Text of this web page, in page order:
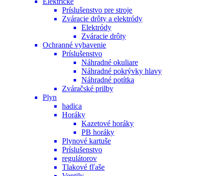
Príslušenstvo pre stroje
Zváracie drôty a elektródy
Elektródy
Zváracie drôty
Ochranné vybavenie
Príslušenstvo
Náhradné okuliare
Náhradné pokrývky hlavy
Náhradné potítka
Zváračské prilby
Plyn
hadica
Horáky
Kazetové horáky
PB horáky
Plynové kartuše
Príslušenstvo
regulátorov
Tlakové fľaše